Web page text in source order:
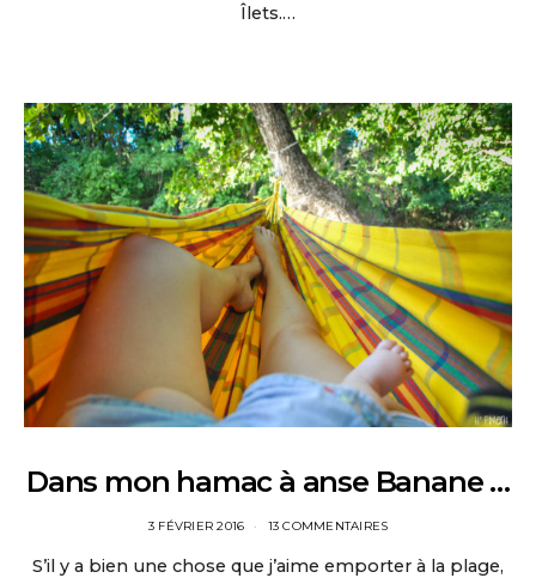
Îlets.…
Dans mon hamac à anse Banane …
3 FÉVRIER 2016 13 COMMENTAIRES
S’il y a bien une chose que j’aime emporter à la plage,